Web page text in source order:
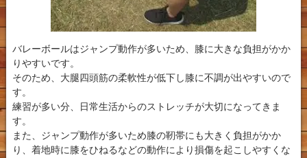
バレーボールはジャンプ動作が多いため、膝に大きな負担がかか
りやすいです。
そのため、大腿四頭筋の柔軟性が低下し膝に不調が出やすいので
す。
練習が多い分、日常生活からのストレッチが大切になってきま
す。
また、ジャンプ動作が多いため膝の靭帯にも大きく負担がかか
り、着地時に膝をひねるなどの動作により損傷を起こしやすくな